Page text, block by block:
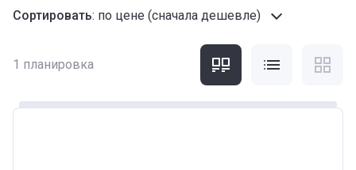
Сортировать: по цене (сначала дешевле)
1 планировка